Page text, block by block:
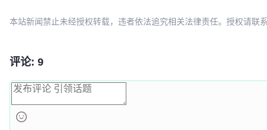
94c62ff3
* fastjson 升为 1.2.84
本站新闻禁止未经授权转载，违者依法追究相关法律责任。授权请联
评论: 9